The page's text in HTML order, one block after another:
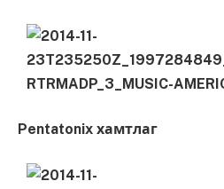
Pentatonix хамтлаг